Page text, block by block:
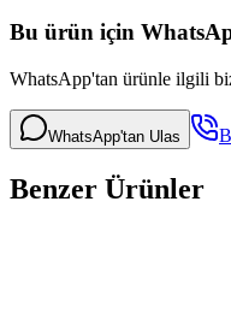
Bu ürün için
WhatsApp'tan ürünle ilgili
WhatsApp'tan Ulas
Benzer Ürünler